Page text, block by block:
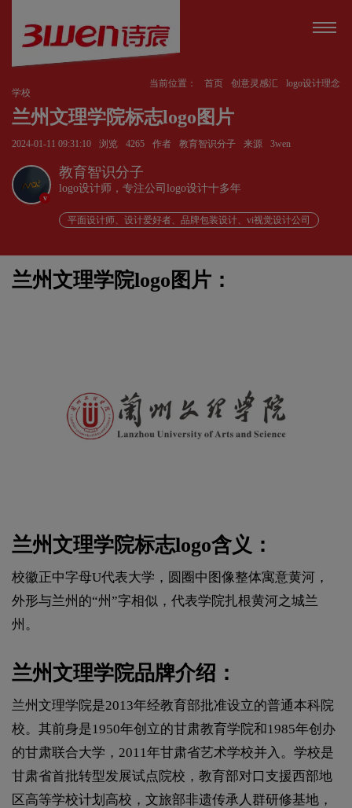
当前位置： 首页 创意灵感汇
logo设计理念
学校
兰州文理学院标志logo图片
2024-01-11 09:31:10 浏览 4265 作者 教育智识分子 来源 3wen
v
教育智识分子
logo设计师，专注公司logo设计十多年
平面设计师、设计爱好者、品牌包装设计、vi视觉设计公司
兰州文理学院logo图片：
兰州文理学院标志logo含义：
校徽正中字母U代表大学，圆圈中图像整体寓意黄河，
外形与兰州的“州”字相似，代表学院扎根黄河之城兰
州。
兰州文理学院品牌介绍：
兰州文理学院是2013年经教育部批准设立的普通本科院
校。其前身是1950年创立的甘肃教育学院和1985年创办
的甘肃联合大学，2011年甘肃省艺术学校并入。学校是
甘肃省首批转型发展试点院校，教育部对口支援西部地
区高等学校计划高校，文旅部非遗传承人群研修基地，